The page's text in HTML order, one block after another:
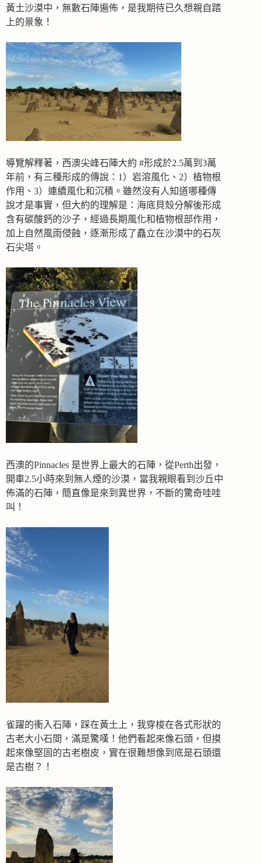
黃土沙漠中，無數石陣遍佈，是我期待已久想親自踏
上的景象！
導覽解釋著，西澳尖峰石陣大約 #形成於2.5萬到3萬
年前，有三種形成的傳說：1）岩溶風化、2）植物根
作用、3）連續風化和沉積。雖然沒有人知道哪種傳
說才是事實，但大約的理解是：海底貝殼分解後形成
含有碳酸鈣的沙子，經過長期風化和植物根部作用，
加上自然風雨侵蝕，逐漸形成了矗立在沙漠中的石灰
石尖塔。
西澳的Pinnacles 是世界上最大的石陣，從Perth出發，
開車2.5小時來到無人煙的沙漠，當我親眼看到沙丘中
佈滿的石陣，簡直像是來到異世界，不斷的驚奇哇哇
叫！
雀躍的衝入石陣，踩在黃土上，我穿梭在各式形狀的
古老大小石間，滿是驚嘆！他們看起來像石頭，但摸
起來像堅固的古老樹皮，實在很難想像到底是石頭還
是古樹？！